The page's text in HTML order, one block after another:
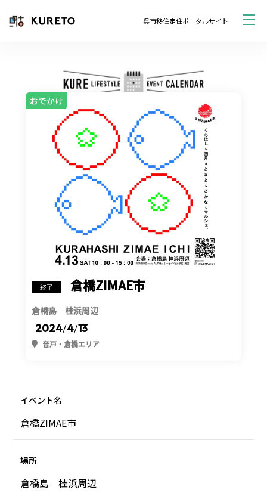
呉市移住定住ポータルサイト
おでかけ
終了 倉橋ZIMAE市
倉橋島 桂浜周辺
2024/4/13
音戸・倉橋エリア
イベント名
倉橋ZIMAE市
場所
倉橋島 桂浜周辺